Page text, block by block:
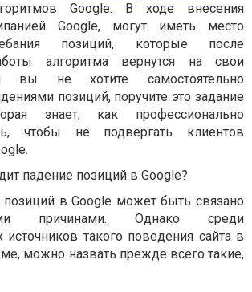
Google. В ходе внесения
Google, могут иметь место
позиций, которые после
алгоритма вернутся на свои
вы не хотите самостоятельно
позиций, поручите это задание
знает, как профессионально
чтобы не подвергать клиентов
падение позиций в Google?
в Google может быть связано
причинами. Однако среди
источников такого поведения сайта в
можно назвать прежде всего такие,